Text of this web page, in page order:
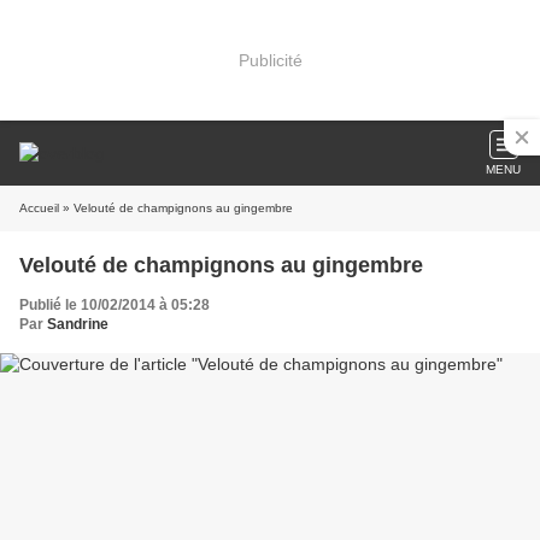
Publicité
MENU
Accueil » Velouté de champignons au gingembre
Velouté de champignons au gingembre
Publié le 10/02/2014 à 05:28
Par Sandrine